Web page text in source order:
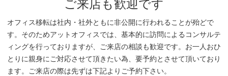
ご来店も歓迎です
オフィス移転は社内・社外ともに非公開に行われることが殆どで
す。そのためアットオフィスでは、基本的に訪問によるコンサルテ
ィングを行っておりますが、ご来店の相談も歓迎です。お一人おひ
とりに親身にご対応させて頂きたい為、要予約とさせて頂いており
ます。ご来店の際は先ずは下記よりご予約下さい。